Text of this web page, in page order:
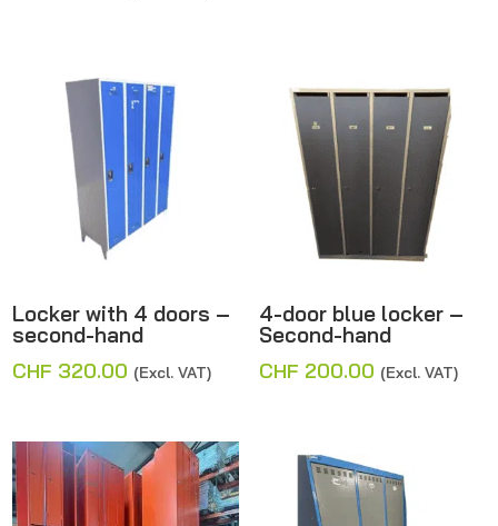
Locker with 4 doors –
second-hand
CHF 320.00 (Excl. VAT)
4-door blue locker –
Second-hand
CHF 200.00 (Excl. VAT)